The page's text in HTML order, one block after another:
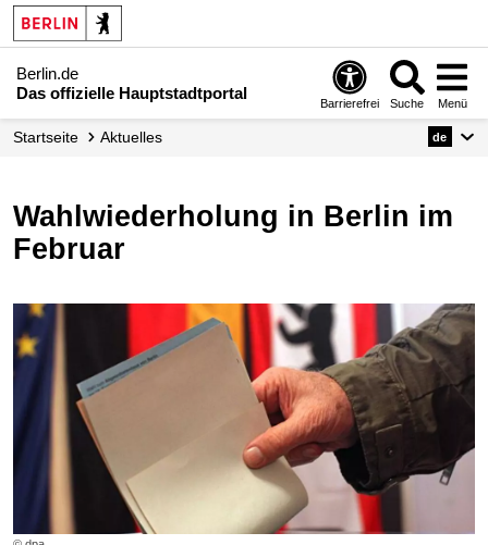
Berlin.de
Das offizielle Hauptstadtportal
Barrierefrei Suche Menü
Startseite Aktuelles de
Wahlwiederholung in Berlin im
Februar